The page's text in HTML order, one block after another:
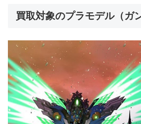
買取対象のプラモデル（ガ